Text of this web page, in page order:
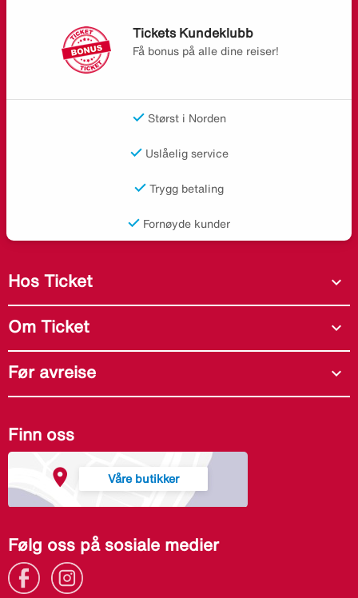
Tickets Kundeklubb
Få bonus på alle dine reiser!
Størst i Norden
Uslåelig service
Trygg betaling
Fornøyde kunder
Hos Ticket expand_more
Om Ticket expand_more
Før avreise expand_more
Finn oss
Våre butikker
Følg oss på sosiale medier